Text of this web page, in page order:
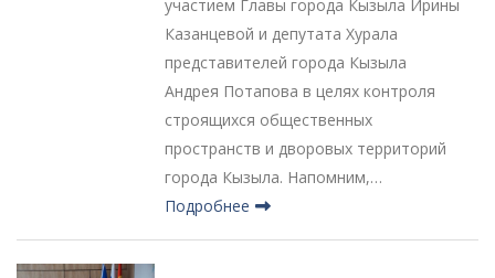
участием Главы города Кызыла Ирины
Казанцевой и депутата Хурала
представителей города Кызыла
Андрея Потапова в целях контроля
строящихся общественных
пространств и дворовых территорий
города Кызыла. Напомним,…
Подробнее